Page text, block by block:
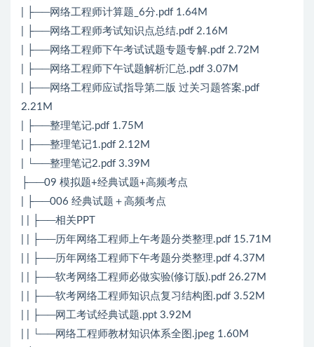
| ├──网络工程师计算题_6分.pdf 1.64M
| ├──网络工程师考试知识点总结.pdf 2.16M
| ├──网络工程师下午考试试题专题专解.pdf 2.72M
| ├──网络工程师下午试题解析汇总.pdf 3.07M
| ├──网络工程师应试指导第二版 过关习题答案.pdf
2.21M
| ├──整理笔记.pdf 1.75M
| ├──整理笔记1.pdf 2.12M
| └──整理笔记2.pdf 3.39M
├──09 模拟题+经典试题+高频考点
| ├──006 经典试题＋高频考点
| | ├──相关PPT
| | ├──历年网络工程师上午考题分类整理.pdf 15.71M
| | ├──历年网络工程师下午考题分类整理.pdf 4.37M
| | ├──软考网络工程师必做实验(修订版).pdf 26.27M
| | ├──软考网络工程师知识点复习结构图.pdf 3.52M
| | ├──网工考试经典试题.ppt 3.92M
| | └──网络工程师教材知识体系全图.jpeg 1.60M